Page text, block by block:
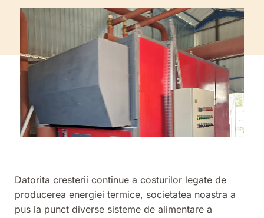
Datorita cresterii continue a costurilor legate de
producerea energiei termice, societatea noastra a
pus la punct diverse sisteme de alimentare a